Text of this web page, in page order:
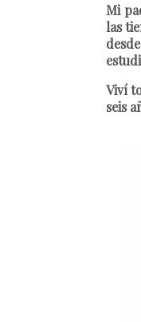
Mi
las
Viví
seis